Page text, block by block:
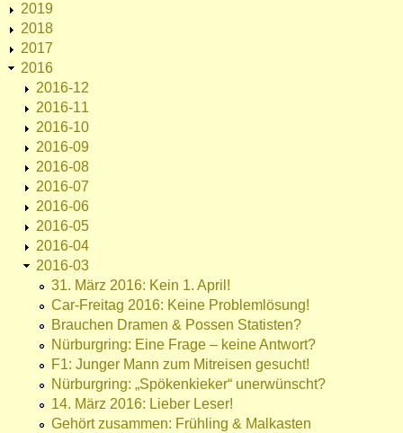
2019
2018
2017
2016
2016-12
2016-11
2016-10
2016-09
2016-08
2016-07
2016-06
2016-05
2016-04
2016-03
31. März 2016: Kein 1. April!
Car-Freitag 2016: Keine Problemlösung!
Brauchen Dramen & Possen Statisten?
Nürburgring: Eine Frage – keine Antwort?
F1: Junger Mann zum Mitreisen gesucht!
Nürburgring: „Spökenkieker“ unerwünscht?
14. März 2016: Lieber Leser!
Gehört zusammen: Frühling & Malkasten